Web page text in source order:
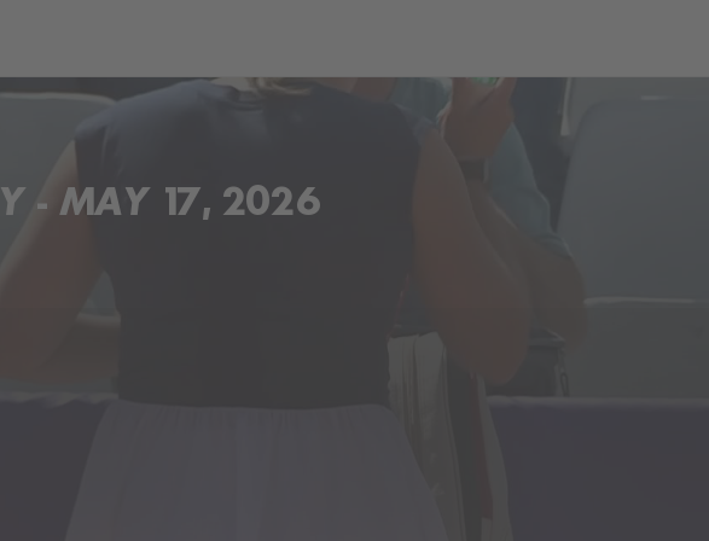
- MAY 17, 2026